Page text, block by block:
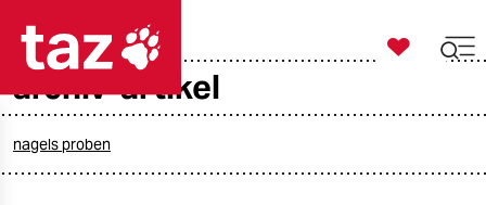

taz zahl ich
archiv-artikel
nagels proben